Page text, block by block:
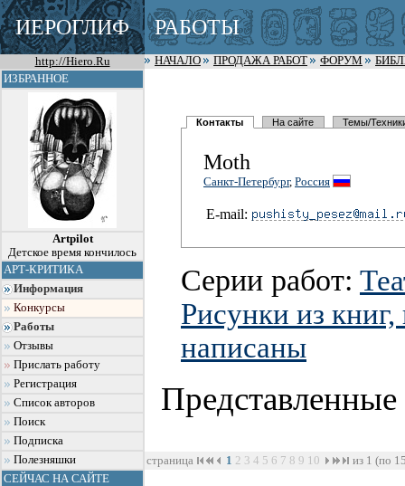
ИЕРОГЛИФ РАБОТЫ
http://Hiero.Ru НАЧАЛО ПРОДАЖА РАБОТ ФОРУМ
ИЗБРАННОЕ
Artpilot
Детское время кончилось
АРТ-КРИТИКА
Информация
Конкурсы
Работы
Отзывы
Прислать работу
Регистрация
Список авторов
Поиск
Подписка
Полезняшки
СЕЙЧАС НА САЙТЕ
Контакты На сайте Темы/
Moth
Санкт-Петербург, Россия
E-mail:
Серии работ:
Рисунки из
написаны
страница 1 2 3 4 5 6 7 8 9 10 из 1 (по